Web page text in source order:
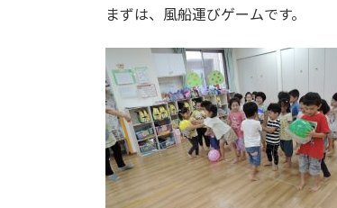
まずは、風船運びゲームです。